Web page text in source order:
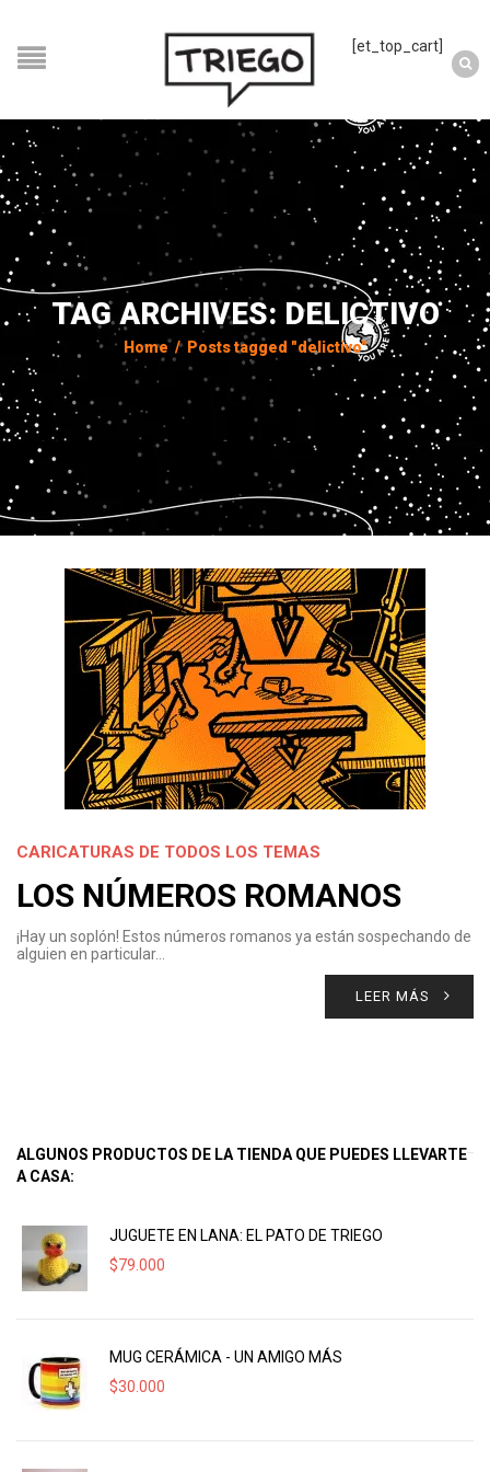
[et_top_cart]
TAG ARCHIVES: DELICTIVO
Home / Posts tagged "delictivo"
CARICATURAS DE TODOS LOS TEMAS
LOS NÚMEROS ROMANOS
¡Hay un soplón! Estos números romanos ya están sospechando de
alguien en particular…
LEER MÁS
ALGUNOS PRODUCTOS DE LA TIENDA QUE PUEDES LLEVARTE
A CASA:
JUGUETE EN LANA: EL PATO DE TRIEGO
$79.000
MUG CERÁMICA - UN AMIGO MÁS
$30.000